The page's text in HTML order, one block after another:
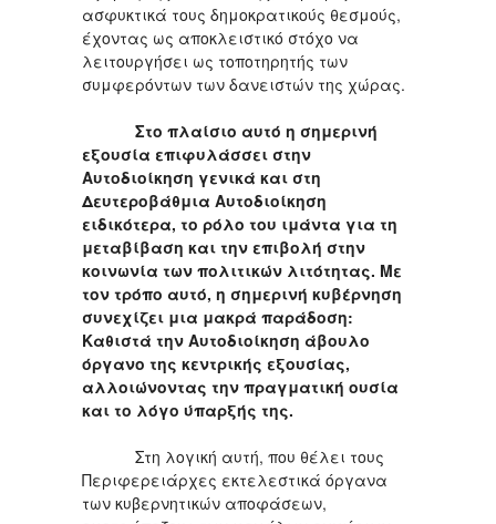
ασφυκτικά τους δημοκρατικούς θεσμούς,
έχοντας ως αποκλειστικό στόχο να
λειτουργήσει ως τοποτηρητής των
συμφερόντων των δανειστών της χώρας.
Στο πλαίσιο αυτό η σημερινή
εξουσία επιφυλάσσει στην
Αυτοδιοίκηση γενικά και στη
Δευτεροβάθμια Αυτοδιοίκηση
ειδικότερα, το ρόλο του ιμάντα για τη
μεταβίβαση και την επιβολή στην
κοινωνία των πολιτικών λιτότητας. Με
τον τρόπο αυτό, η σημερινή κυβέρνηση
συνεχίζει μια μακρά παράδοση:
Καθιστά την Αυτοδιοίκηση άβουλο
όργανο της κεντρικής εξουσίας,
αλλοιώνοντας την πραγματική ουσία
και το λόγο ύπαρξής της.
Στη λογική αυτή, που θέλει τους
Περιφερειάρχες εκτελεστικά όργανα
των κυβερνητικών αποφάσεων,